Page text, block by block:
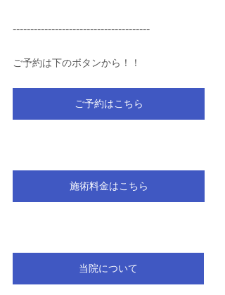
---------------------------------------
ご予約は下のボタンから！！
ご予約はこちら
施術料金はこちら
当院について